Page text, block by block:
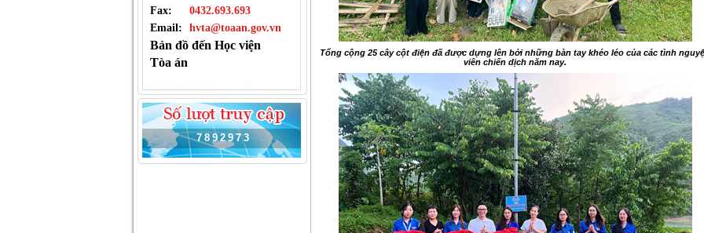
Fax:
0432.693.693
Email:
hvta@toaan.gov.vn
Bản đồ đến Học viện
Tòa án
7 8 9 2 9 7 3
Tổng cộng 25 cây cột điện đã được dựng lên bởi những bàn tay khéo léo của các tình
viên chiến dịch năm nay.